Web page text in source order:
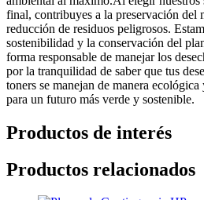
final, contribuyes a la preservación del
reducción de residuos peligrosos.
sostenibilidad y la conservación del
forma responsable de manejar los
por la tranquilidad de saber que tus
toners se manejan de manera
para un futuro más verde y sostenible.
Productos de interés
Productos relacionados